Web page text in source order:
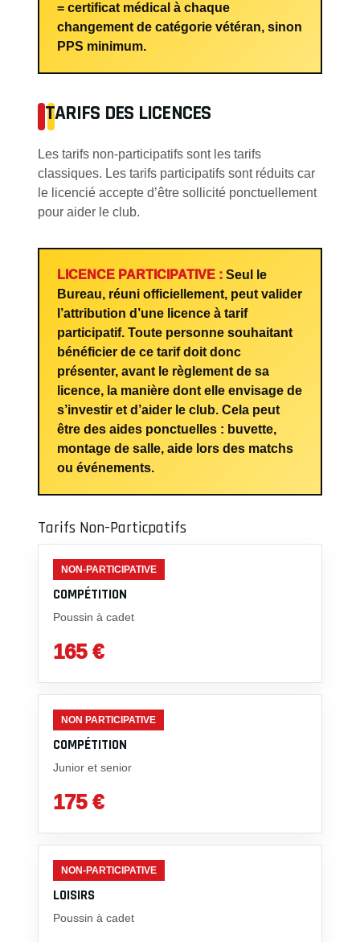
= certificat médical à chaque
changement de catégorie vétéran, sinon
PPS minimum.
TARIFS DES LICENCES
Les tarifs non-participatifs sont les tarifs
classiques. Les tarifs participatifs sont réduits car
le licencié accepte d’être sollicité ponctuellement
pour aider le club.
LICENCE PARTICIPATIVE :Seul le
Bureau, réuni officiellement, peut valider
l’attribution d’une licence à tarif
participatif. Toute personne souhaitant
bénéficier de ce tarif doit donc
présenter, avant le règlement de sa
licence, la manière dont elle envisage de
s’investir et d’aider le club. Cela peut
être des aides ponctuelles : buvette,
montage de salle, aide lors des matchs
ou événements.
Tarifs Non-Particpatifs
NON-PARTICIPATIVE
COMPÉTITION
Poussin à cadet
165 €
NON PARTICIPATIVE
COMPÉTITION
Junior et senior
175 €
NON-PARTICIPATIVE
LOISIRS
Poussin à cadet